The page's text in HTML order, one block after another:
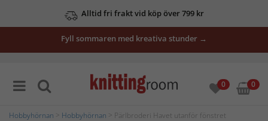
Alltid fri frakt vid köp över 799 kr
Fyll sommaren med kreativa stunder →
0 0
Hobbyhörnan Hobbyhörnan > Pärlbroderi Havet utanför fönstret